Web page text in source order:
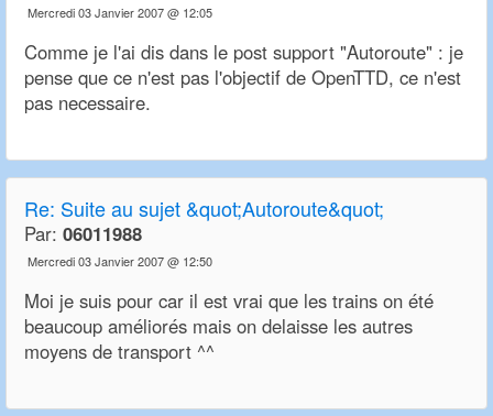
Mercredi 03 Janvier 2007 @ 12:05
Comme je l'ai dis dans le post support "Autoroute" : je
pense que ce n'est pas l'objectif de OpenTTD, ce n'est
pas necessaire.
Re: Suite au sujet &quot;Autoroute&quot;
Par: 06011988
Mercredi 03 Janvier 2007 @ 12:50
Moi je suis pour car il est vrai que les trains on été
beaucoup améliorés mais on delaisse les autres
moyens de transport ^^